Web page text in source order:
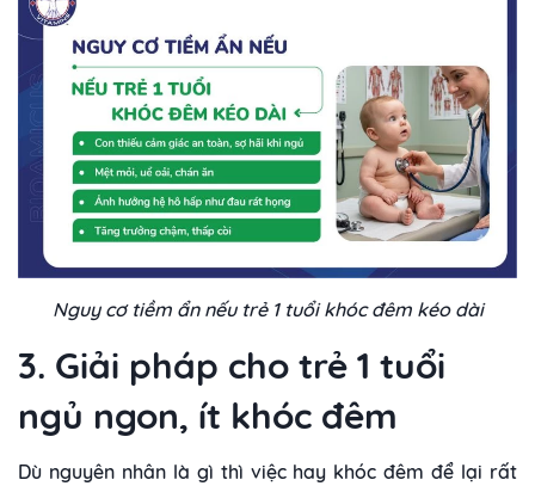
Nguy cơ tiềm ẩn nếu trẻ 1 tuổi khóc đêm kéo dài
3. Giải pháp cho trẻ 1 tuổi
ngủ ngon, ít khóc đêm
Dù nguyên nhân là gì thì việc hay khóc đêm để lại rất